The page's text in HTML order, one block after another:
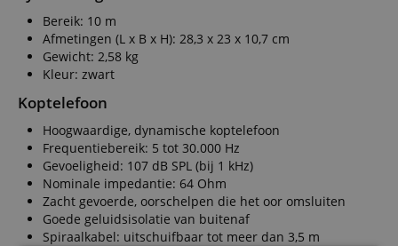
Bereik: 10 m
Afmetingen (L x B x H): 28,3 x 23 x 10,7 cm
Gewicht: 2,58 kg
Kleur: zwart
Koptelefoon
Hoogwaardige, dynamische koptelefoon
Frequentiebereik: 5 tot 30.000 Hz
Gevoeligheid: 107 dB SPL (bij 1 kHz)
Nominale impedantie: 64 Ohm
Zacht gevoerde, oorschelpen die het oor omsluiten
Goede geluidsisolatie van buitenaf
Spiraalkabel: uitschuifbaar tot meer dan 3,5 m